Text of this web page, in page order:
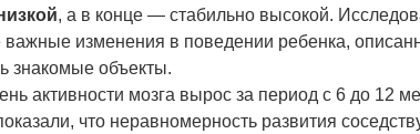
, а в конце — стабильно высокой.
изменения в поведении ребенка,
знакомые объекты.
активности мозга вырос за период с 6 до 12
что неравномерность развития